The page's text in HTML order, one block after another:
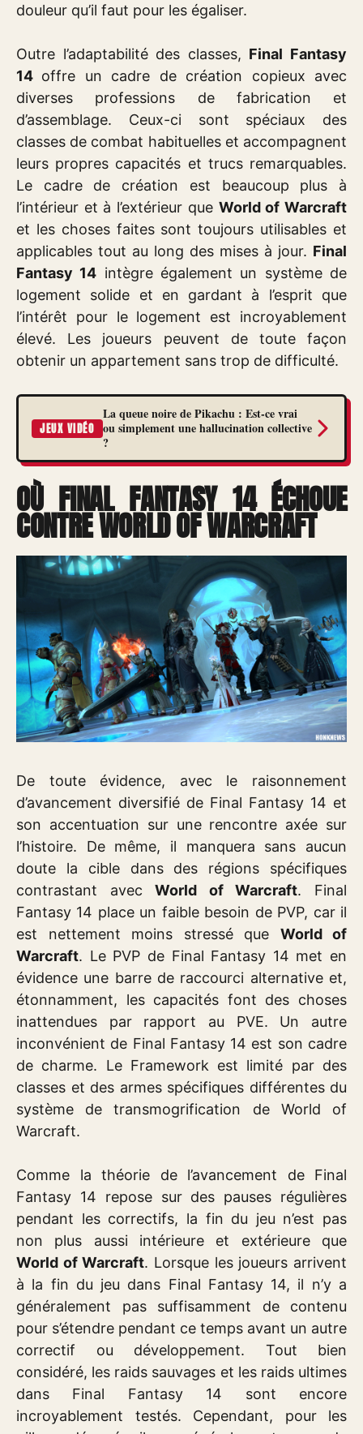
douleur qu’il faut pour les égaliser.
Outre l’adaptabilité des classes, Final Fantasy
14 offre un cadre de création copieux avec
diverses professions de fabrication et
d’assemblage. Ceux-ci sont spéciaux des
classes de combat habituelles et accompagnent
leurs propres capacités et trucs remarquables.
Le cadre de création est beaucoup plus à
l’intérieur et à l’extérieur que World of Warcraft
et les choses faites sont toujours utilisables et
applicables tout au long des mises à jour. Final
Fantasy 14 intègre également un système de
logement solide et en gardant à l’esprit que
l’intérêt pour le logement est incroyablement
élevé. Les joueurs peuvent de toute façon
obtenir un appartement sans trop de difficulté.
JEUX VIDÉO
La queue noire de Pikachu : Est-ce vrai
ou simplement une hallucination collective
?
OÙ FINAL FANTASY 14 ÉCHOUE
CONTRE WORLD OF WARCRAFT
De toute évidence, avec le raisonnement
d’avancement diversifié de Final Fantasy 14 et
son accentuation sur une rencontre axée sur
l’histoire. De même, il manquera sans aucun
doute la cible dans des régions spécifiques
contrastant avecWorld of Warcraft. Final
Fantasy 14 place un faible besoin de PVP, car il
est nettement moins stressé que World of
Warcraft. Le PVP de Final Fantasy 14 met en
évidence une barre de raccourci alternative et,
étonnamment, les capacités font des choses
inattendues par rapport au PVE. Un autre
inconvénient de Final Fantasy 14 est son cadre
de charme. Le Framework est limité par des
classes et des armes spécifiques différentes du
système de transmogrification de World of
Warcraft.
Comme la théorie de l’avancement de Final
Fantasy 14 repose sur des pauses régulières
pendant les correctifs, la fin du jeu n’est pas
non plus aussi intérieure et extérieure que
World of Warcraft. Lorsque les joueurs arrivent
à la fin du jeu dans Final Fantasy 14, il n’y a
généralement pas suffisamment de contenu
pour s’étendre pendant ce temps avant un autre
correctif ou développement. Tout bien
considéré, les raids sauvages et les raids ultimes
dans Final Fantasy 14 sont encore
incroyablement testés. Cependant, pour les